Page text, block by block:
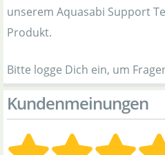
unserem Aquasabi Support
Produkt.
Bitte logge Dich ein, um
Kundenmeinungen